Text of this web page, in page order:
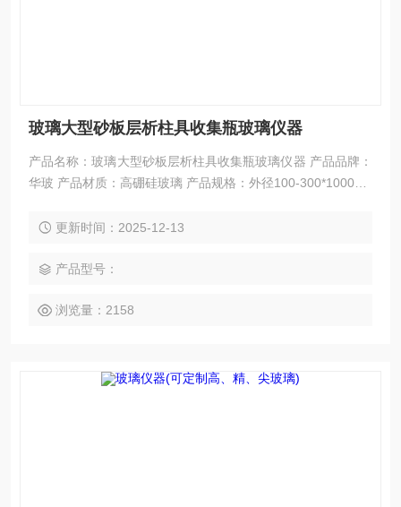
玻璃大型砂板层析柱具收集瓶玻璃仪器
产品名称：玻璃大型砂板层析柱具收集瓶玻璃仪器 产品品牌：
华玻 产品材质：高硼硅玻璃 产品规格：外径100-300*1000ML
蚀，化学惰性优良。 法兰接口 气密性好，砂芯烧结牢固 不漏
更新时间：2025-12-13
产品型号：
浏览量：2158